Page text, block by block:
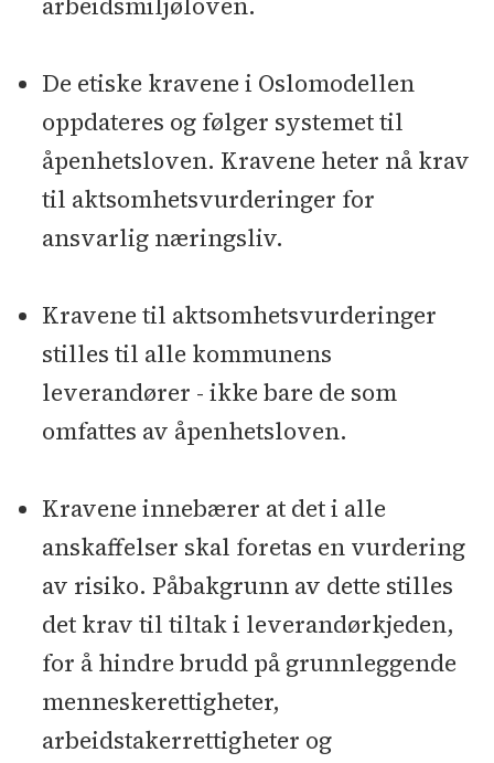
De etiske kravene i Oslomodellen
oppdateres og følger systemet til
åpenhetsloven. Kravene heter nå krav
til aktsomhetsvurderinger for
ansvarlig næringsliv.
Kravene til aktsomhetsvurderinger
stilles til alle kommunens
leverandører - ikke bare de som
omfattes av åpenhetsloven.
Kravene innebærer at det i alle
anskaffelser skal foretas en vurdering
av risiko. Påbakgrunn av dette stilles
det krav til tiltak i leverandørkjeden,
for å hindre brudd på grunnleggende
menneskerettigheter,
arbeidstakerrettigheter og